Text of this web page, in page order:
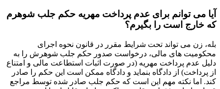
آیا می توانم برای عدم پرداخت مهریه حکم جلب شوهرم
که خارج است را بگیرم؟
بله، زن می تواند تحت شرایط مقرر در قانون نحوه اجرای
محکومیت های مالی، درخواست صدور حکم جلب شوهرش را به
دلیل عدم پرداخت مهریه (در صورت اثبات استطاعت مالی و امتناع
از پرداخت) از دادگاه بنماید و دادگاه ممکن است این حکم را صادر
کند. اما نکته مهم این است که حکم جلب صادر شده توسط مراجع